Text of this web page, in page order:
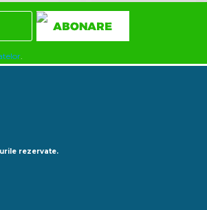
.
rezervate.